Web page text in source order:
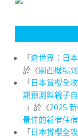
「遊世界：日
於〈關西機場
「日本賞櫻全
期預測與親子
- 」於〈2025
景佳的新宿住
「日本賞櫻全